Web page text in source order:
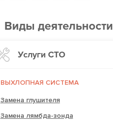
Виды деятельности
Услуги СТО
ВЫХЛОПНАЯ СИСТЕМА
Замена глушителя
Замена лямбда-зонда